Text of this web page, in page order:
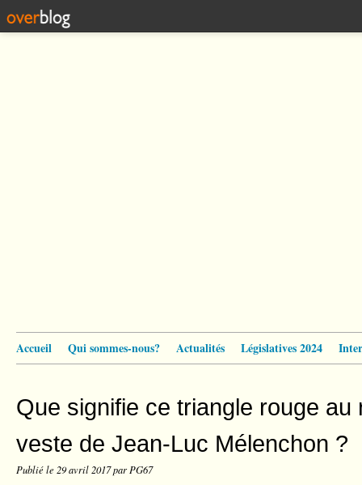
Accueil Qui sommes-nous? Actualités Législatives 2024
Que signifie ce triangle rouge au
veste de Jean-Luc Mélenchon ?
Publié le 29 avril 2017par PG67